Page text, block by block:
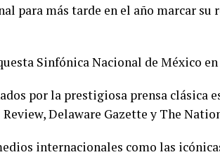
para más tarde en el año marcar su
Sinfónica Nacional de México
por la prestigiosa prensa clásica
Delaware Gazette y The
internacionales como las